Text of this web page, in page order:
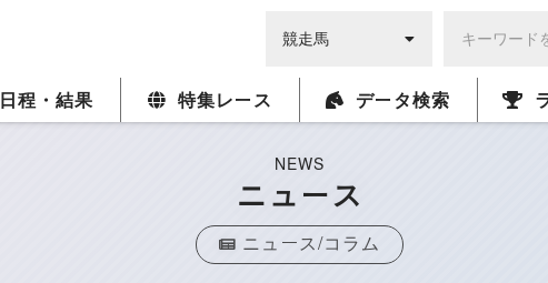
日程・結果 特集レース データ検索
NEWS
ニュース
ニュース/コラム